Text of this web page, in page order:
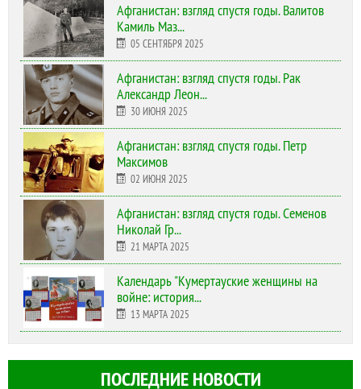
Афганистан: взгляд спустя годы. Валитов
Камиль Маз...
05 СЕНТЯБРЯ 2025
Афганистан: взгляд спустя годы. Рак
Александр Леон...
30 ИЮНЯ 2025
Афганистан: взгляд спустя годы. Петр
Максимов
02 ИЮНЯ 2025
Афганистан: взгляд спустя годы. Семенов
Николай Гр...
21 МАРТА 2025
Календарь "Кумертауские женщины на
войне: история...
13 МАРТА 2025
ПОСЛЕДНИЕ НОВОСТИ